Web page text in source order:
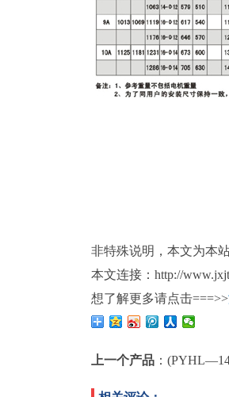
非特殊说明，本文为本
本文连接：http://
想了解更多请点击===>>
上一个产品：